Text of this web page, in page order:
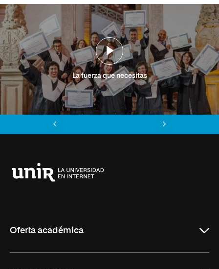
La fuerza que necesitas
Oferta académica